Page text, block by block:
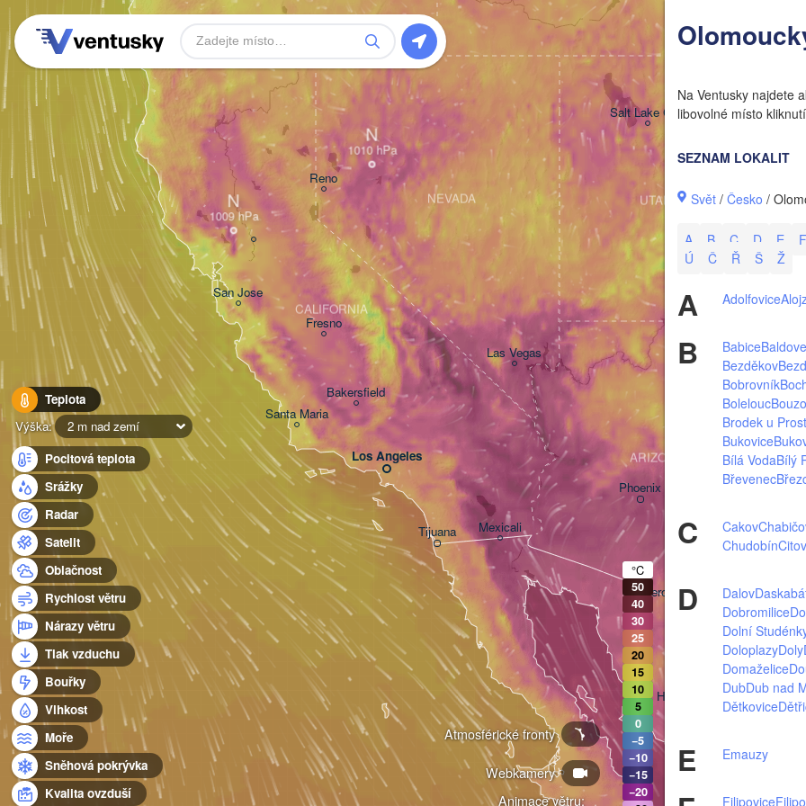
Na Ventusky najdete
libovolné místo
SEZNAM LOKALIT
Svět /Česko /
A B C D E F
Ú
Č Ř Š Ž
A Adolfovice
B Babice
Bezděkov
Bobrovník
Bolelouc
Brodek u
Bukovice
Bílá VodaBílý
Břevenec
C Cakov
Chudobín
D Dalov
Dobromilice
Dolní
DoloplazyDoly
Domaželice
DubDub nad
Dětkovice
E Emauzy
Filipovice
Teplota
Výška:
2 m nad zemí
Pocitová teplota
Srážky
Radar
Satelit
Oblačnost
Rychlost větru
Nárazy větru
Tlak vzduchu
Bouřky
Vlhkost
Moře
Sněhová pokrývka
Kvalita ovzduší
Animace větru:
Webkamery
Atmosférické fronty
Los Angeles
Tijuana
San Jose
Las Vegas
Mexicali
Fresno
Reno
Santa Maria
Bakersfield
CALIFORNIA
NEVADA
Phoenix
Tucson
Salt Lake City
ARIZONA
UTAH
Hermosillo
Heroica Nogales
Ciudad Obregón
N
N
°C
50
40
30
25
20
15
10
5
0
−5
−10
−15
−20